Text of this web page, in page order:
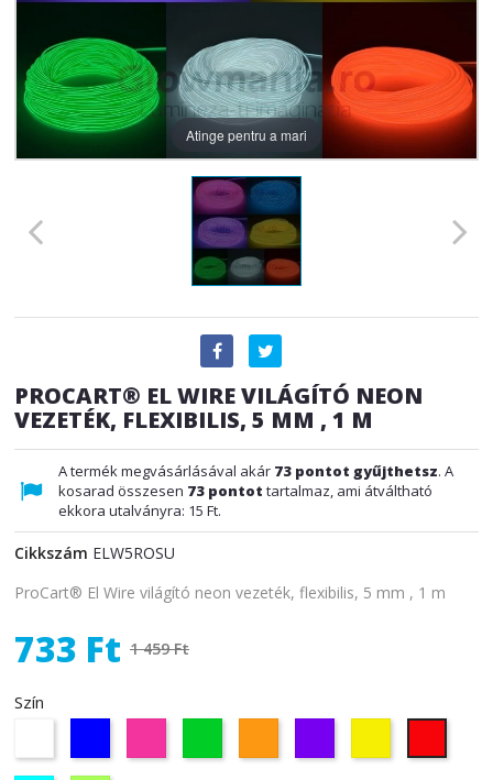
Atinge pentru a mari
PROCART® EL WIRE VILÁGÍTÓ NEON
VEZETÉK, FLEXIBILIS, 5 MM , 1 M
A termék megvásárlásával akár 73 pontot gyűjthetsz. A
kosarad összesen 73 pontot tartalmaz, ami átváltható
ekkora utalványra: 15 Ft.
Cikkszám ELW5ROSU
ProCart® El Wire világító neon vezeték, flexibilis, 5 mm , 1 m
733 Ft 1 459 Ft
Szín
Sárga